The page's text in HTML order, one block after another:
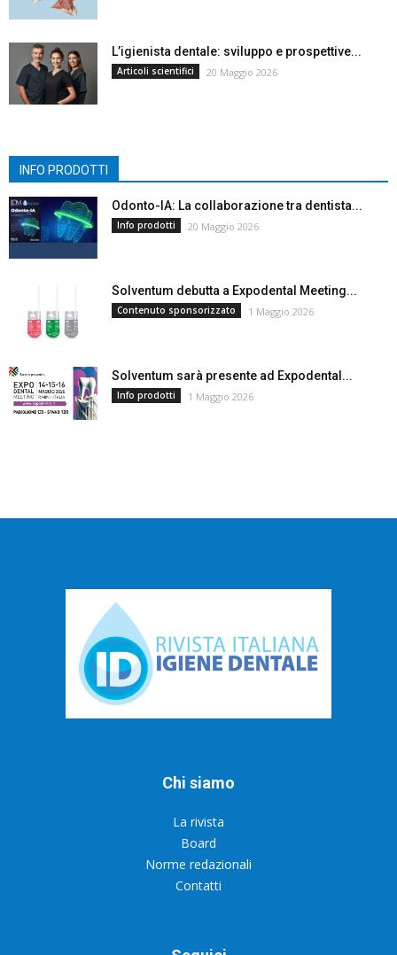
L’igienista dentale: sviluppo e prospettive...
Articoli scientifici 20 Maggio 2026
INFO PRODOTTI
Odonto-IA: La collaborazione tra dentista...
Info prodotti 20 Maggio 2026
Solventum debutta a Expodental Meeting...
Contenuto sponsorizzato 1 Maggio 2026
Solventum sarà presente ad Expodental...
Info prodotti 1 Maggio 2026
Chi siamo
La rivista
Board
Norme redazionali
Contatti